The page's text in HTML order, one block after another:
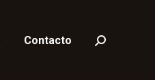
Contacto Buscar: